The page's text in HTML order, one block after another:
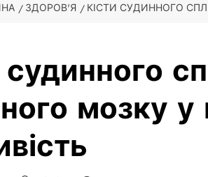
ЗДОРОВ'Я КІСТИ СУДИННОГО
судинного
мозку у